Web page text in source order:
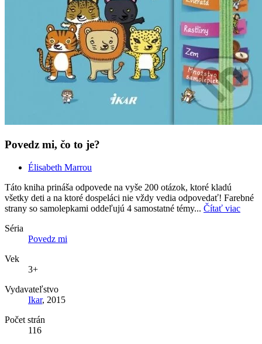
Povedz mi, čo to je?
Élisabeth Marrou
Táto kniha prináša odpovede na vyše 200 otázok, ktoré kladú
všetky deti a na ktoré dospeláci nie vždy vedia odpovedať! Farebné
strany so samolepkami oddeľujú 4 samostatné témy... Čítať viac
Séria
Povedz mi
Vek
3+
Vydavateľstvo
Ikar, 2015
Počet strán
116